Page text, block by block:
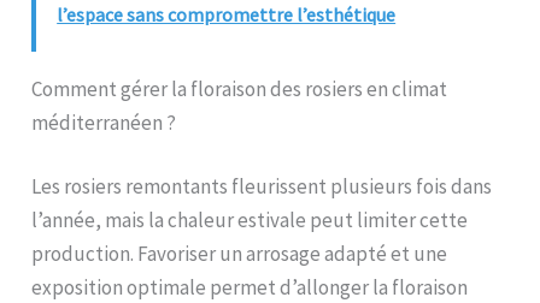
l’espace sans compromettre l’esthétique
Comment gérer la floraison des rosiers en climat
méditerranéen ?
Les rosiers remontants fleurissent plusieurs fois dans
l’année, mais la chaleur estivale peut limiter cette
production. Favoriser un arrosage adapté et une
exposition optimale permet d’allonger la floraison